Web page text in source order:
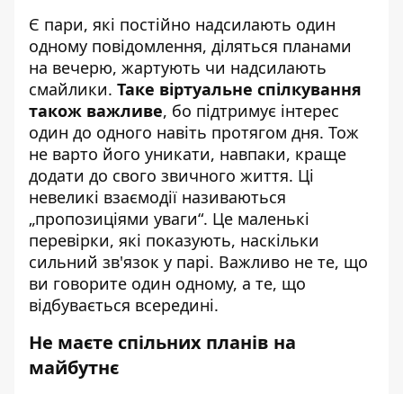
Є пари, які постійно надсилають один
одному повідомлення, діляться планами
на вечерю, жартують чи надсилають
смайлики. Таке віртуальне спілкування
також важливе, бо підтримує інтерес
один до одного навіть протягом дня. Тож
не варто його уникати, навпаки, краще
додати до свого звичного життя. Ці
невеликі взаємодії називаються
„пропозиціями уваги“. Це маленькі
перевірки, які показують, наскільки
сильний зв'язок у парі. Важливо не те, що
ви говорите один одному, а те, що
відбувається всередині.
Не маєте спільних планів на
майбутнє